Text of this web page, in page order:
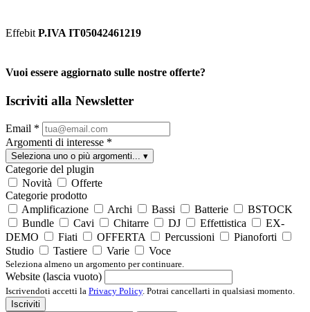
Effebit P.IVA IT05042461219
Vuoi essere aggiornato sulle nostre offerte?
Iscriviti alla Newsletter
Email *
Argomenti di interesse *
Seleziona uno o più argomenti... ▾
Categorie del plugin
Novità
Offerte
Categorie prodotto
Amplificazione
Archi Bassi Batterie
BSTOCK
Bundle
Cavi Chitarre DJ Effettistica
EX-
DEMO
Fiati OFFERTA Percussioni
Pianoforti
Studio
Tastiere Varie Voce
Seleziona almeno un argomento per continuare.
Website (lascia vuoto)
Iscrivendoti accetti la Privacy Policy. Potrai cancellarti in qualsiasi momento.
Iscriviti